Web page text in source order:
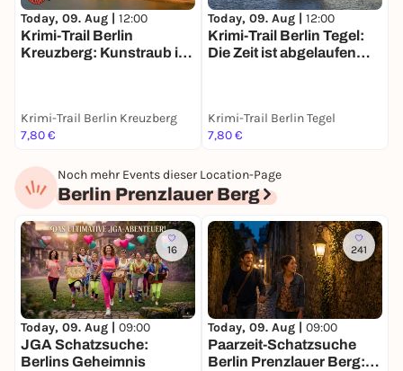
Today, 09. Aug | 12:00
Krimi-Trail Berlin
Kreuzberg: Kunstraub im
Krimi-Trail Berlin Kreuzberg
7,80 €
Today, 09. Aug | 12:00
Krimi-Trail Berlin Tegel:
Die Zeit ist abgelaufen…
Krimi-Trail Berlin Tegel
7,80 €
Noch mehr Events dieser Location-Page
Berlin Prenzlauer Berg
16
Today, 09. Aug | 09:00
JGA Schatzsuche:
Berlins Geheimnis
241
Today, 09. Aug | 09:00
Paarzeit-Schatzsuche
Berlin Prenzlauer Berg: